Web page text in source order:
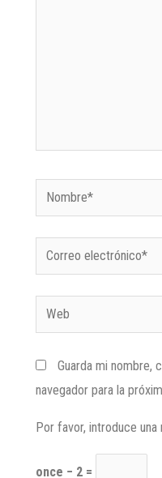
Guarda mi nombre,
navegador para la
Por favor, introduce
once − 2 =